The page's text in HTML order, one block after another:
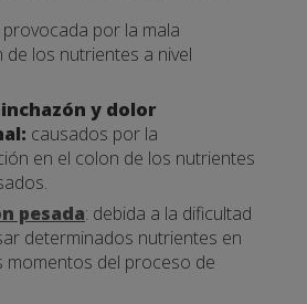
provocada por la mala
de los nutrientes a nivel
y dolor
causados por la
en el colon de los nutrientes
pesada: debida a la dificultad
determinados nutrientes en
momentos del proceso de